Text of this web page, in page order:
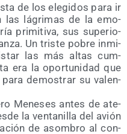
de los ele­gi­dos para ir
las lágri­mas de la emo­
pri­mi­ti­va, sus supe­rio­
Un tris­te pobre inmi­
las más altas cum­
era la opor­tu­ni­dad que
demos­trar su valen­
Mene­ses antes de ate­
la ven­ta­ni­lla del avión
de asom­bro al con­